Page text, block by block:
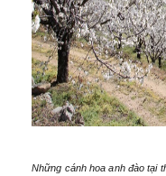
Những cánh hoa anh đào tại